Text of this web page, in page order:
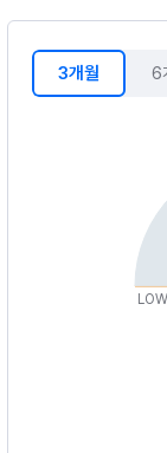
3개월 6
LOW